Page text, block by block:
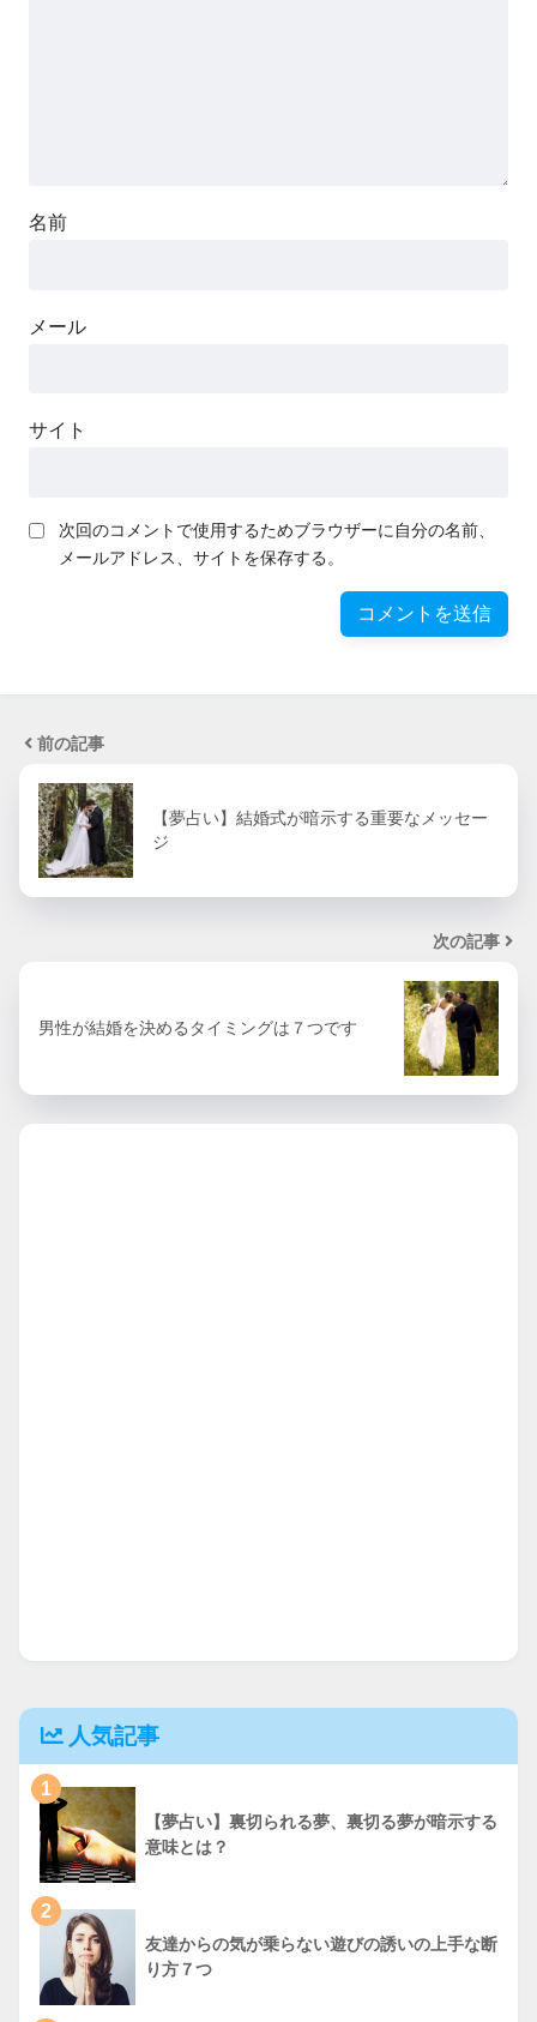
名前
メール
サイト
次回のコメントで使用するためブラウザーに自分の名前、
メールアドレス、サイトを保存する。
前の記事
【夢占い】結婚式が暗示する重要なメッセー
ジ
次の記事
男性が結婚を決めるタイミングは７つです
人気記事
1
【夢占い】裏切られる夢、裏切る夢が暗示する
意味とは？
2
友達からの気が乗らない遊びの誘いの上手な断
り方７つ